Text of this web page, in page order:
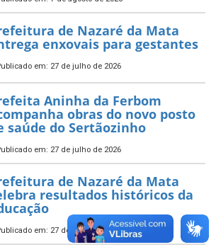
de Nazaré da Mata
enxovais para gestantes
em: 27 de julho de 2026
Aninha da Ferbom
obras do novo posto
saúde do Sertãozinho
em: 27 de julho de 2026
de Nazaré da Mata
resultados históricos da
em: 27 de julho de 2026